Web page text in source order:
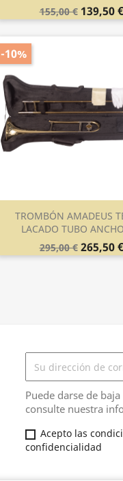
155,00 € 139,50 €
TROMBÓN AMADEUS
LACADO TUBO
295,00 € 265,50 €
-10%
Vista rápida
Puede darse de
consulte nuestra
Acepto las
confidencialidad